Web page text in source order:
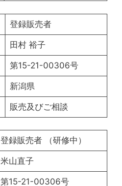
登録販売者
田村 裕子
第15-21-00306号
新潟県
販売及びご相談
登録販売者 （研修中）
米山直子
第15-21-00306号